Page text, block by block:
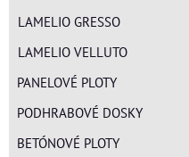
LAMELIO GRESSO
LAMELIO VELLUTO
PANELOVÉ PLOTY
PODHRABOVÉ DOSKY
BETÓNOVÉ PLOTY